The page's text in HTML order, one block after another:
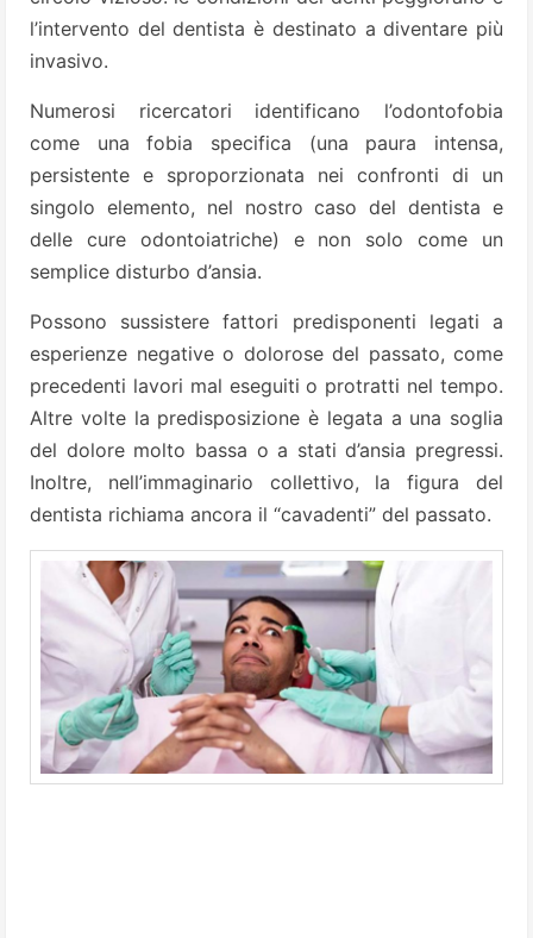
l’intervento del dentista è destinato a diventare più
invasivo.
Numerosi ricercatori identificano l’odontofobia
come una fobia specifica (una paura intensa,
persistente e sproporzionata nei confronti di un
singolo elemento, nel nostro caso del dentista e
delle cure odontoiatriche) e non solo come un
semplice disturbo d’ansia.
Possono sussistere fattori predisponenti legati a
esperienze negative o dolorose del passato, come
precedenti lavori mal eseguiti o protratti nel tempo.
Altre volte la predisposizione è legata a una soglia
del dolore molto bassa o a stati d’ansia pregressi.
Inoltre, nell’immaginario collettivo, la figura del
dentista richiama ancora il “cavadenti” del passato.